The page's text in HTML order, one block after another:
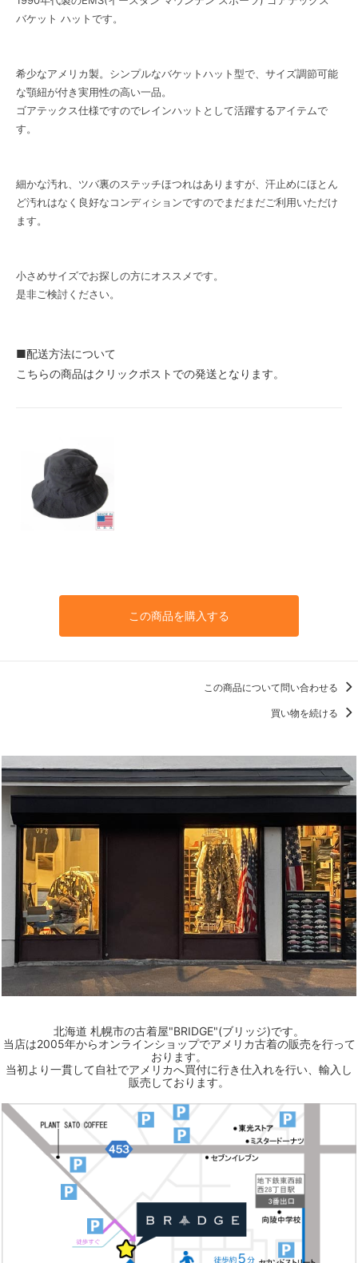
バケット ハットです。
希少なアメリカ製。シンプルなバケットハット型で、サイズ調節可能
な顎紐が付き実用性の高い一品。
ゴアテックス仕様ですのでレインハットとして活躍するアイテムで
す。
細かな汚れ、ツバ裏のステッチほつれはありますが、汗止めにほとん
ど汚れはなく良好なコンディションですのでまだまだご利用いただけ
ます。
小さめサイズでお探しの方にオススメです。
是非ご検討ください。
■配送方法について
こちらの商品はクリックポストでの発送となります。
この商品を購入する
この商品について問い合わせる
買い物を続ける
北海道 札幌市の古着屋"BRIDGE"(ブリッジ)です。
当店は2005年からオンラインショップでアメリカ古着の販売を行って
おります。
当初より一貫して自社でアメリカへ買付に行き仕入れを行い、輸入し
販売しております。